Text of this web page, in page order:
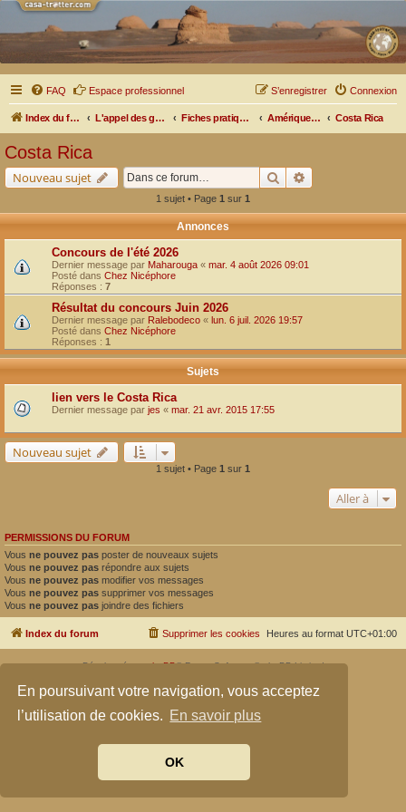
En poursuivant votre navigation, vous acceptez
l’utilisation de cookies. En savoir plus
OK
FAQ Espace professionnel Connexion
S’enregistrer
Index du forum L'appel des grands espaces Fiches pratiques par pays, pistes et bivouacs Amérique Centrale Costa Rica
Costa Rica
Nouveau sujet Rechercher
1 sujet • Page 1 sur 1
Annonces
Concours de l'été 2026
Dernier message par Maharouga « mar. 4 août 2026 09:01
Posté dans Chez Nicéphore
Réponses : 7
Résultat du concours Juin 2026
Dernier message par Ralebodeco « lun. 6 juil. 2026 19:57
Posté dans Chez Nicéphore
Réponses : 1
Sujets
lien vers le Costa Rica
Dernier message par jes « mar. 21 avr. 2015 17:55
Nouveau sujet
1 sujet • Page 1 sur 1
Aller à
PERMISSIONS DU FORUM
Vous ne pouvez pas poster de nouveaux sujets
Vous ne pouvez pas répondre aux sujets
Vous ne pouvez pas modifier vos messages
Vous ne pouvez pas supprimer vos messages
Vous ne pouvez pas joindre des fichiers
Index du forum Heures au format UTC+01:00
Supprimer les cookies
Développé parphpBB® Forum Software © phpBB Limited
Confidentialité| Conditions